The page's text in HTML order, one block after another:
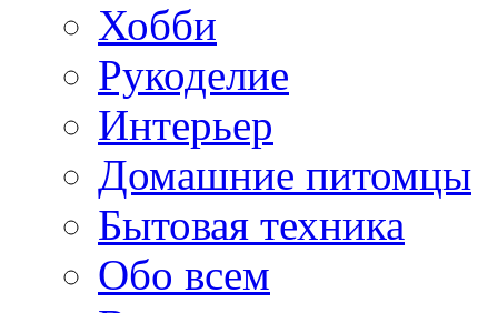
Хобби
Рукоделие
Интерьер
Домашние питомцы
Бытовая техника
Обо всем